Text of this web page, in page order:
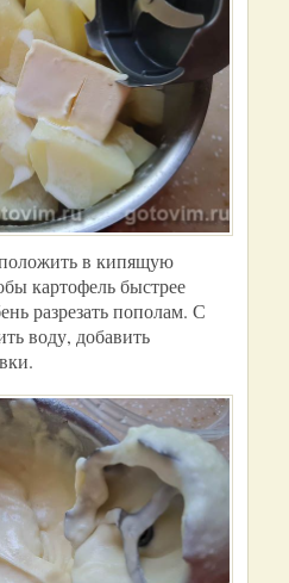
в кипящую
картофель быстрее
разрезать пополам. С
воду, добавить